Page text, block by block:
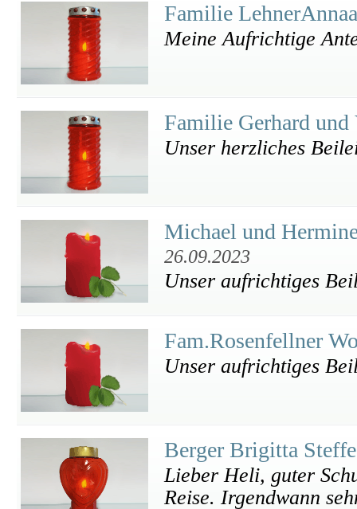
Familie
Meine Aufrichtige
Familie Gerhard
Unser herzliches
Michael und
26.09.2023
Unser aufrichtiges
Fam.Rosenfellner
Unser aufrichtiges
Berger Brigitta
Lieber Heli, guter
Reise. Irgendwann